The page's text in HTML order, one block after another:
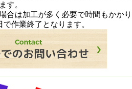
す。
合は加工が多く必要で時間もかかり
作業終了となります。